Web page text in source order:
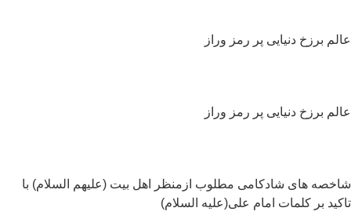
برزخ دنیایی پر رمز وراز
برزخ دنیایی پر رمز وراز
های شادکامی مطلوب ازمنظر اهل بیت (علیهم السلام) با
بر کلمات امام علی(علیه السلام)